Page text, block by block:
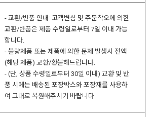
- 교환/반품 안내: 고객변심 및 주문착오에 의한
교환/반품은 제품 수령일로부터 7일 이내 가능
합니다.
- 불량제품 또는 제품에 의한 문제 발생시 전액
(해당 제품) 교환/환불해드립니다.
- (단, 상품 수령일로부터 30일 이내) 교환 및 반
품 시에는 배송된 포장박스와 포장재를 사용하
여 그대로 복원해주시기 바랍니다.